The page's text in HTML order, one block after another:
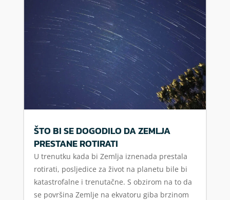
ŠTO BI SE DOGODILO DA ZEMLJA
PRESTANE ROTIRATI
U trenutku kada bi Zemlja iznenada prestala
rotirati, posljedice za život na planetu bile bi
katastrofalne i trenutačne. S obzirom na to da
se površina Zemlje na ekvatoru giba brzinom